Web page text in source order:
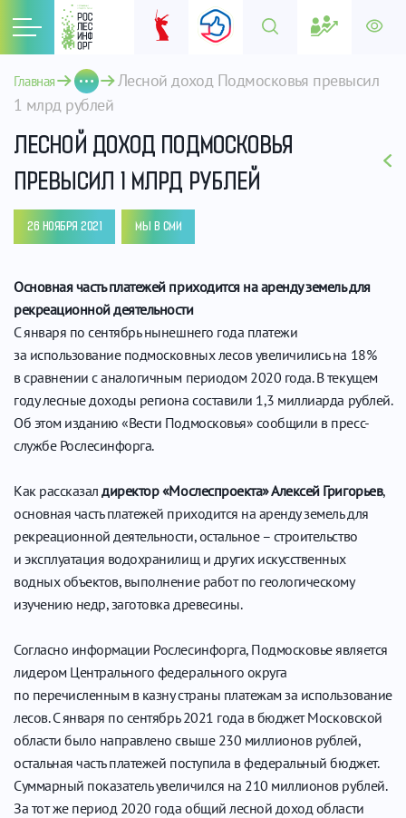
Главная
Лесной доход Подмосковья превысил
1 млрд рублей
ЛЕСНОЙ ДОХОД ПОДМОСКОВЬЯ
ПРЕВЫСИЛ 1 МЛРД РУБЛЕЙ
26 НОЯБРЯ 2021 МЫ В СМИ
Основная часть платежей приходится на аренду земель для
рекреационной деятельности
С января по сентябрь нынешнего года платежи
за использование подмосковных лесов увеличились на 18%
в сравнении с аналогичным периодом 2020 года. В текущем
году лесные доходы региона составили 1,3 миллиарда рублей.
Об этом изданию «Вести Подмосковья» сообщили в пресс-
службе Рослесинфорга.
Как рассказалдиректор «Мослеспроекта» Алексей Григорьев,
основная часть платежей приходится на аренду земель для
рекреационной деятельности, остальное – строительство
и эксплуатация водохранилищ и других искусственных
водных объектов, выполнение работ по геологическому
изучению недр, заготовка древесины.
Согласно информации Рослесинфорга, Подмосковье является
лидером Центрального федерального округа
по перечисленным в казну страны платежам за использование
лесов. С января по сентябрь 2021 года в бюджет Московской
области было направлено свыше 230 миллионов рублей,
остальная часть платежей поступила в федеральный бюджет.
Суммарный показатель увеличился на 210 миллионов рублей.
За тот же период 2020 года общий лесной доход области